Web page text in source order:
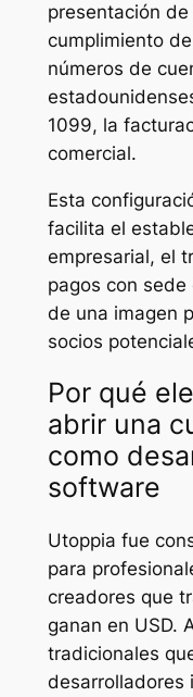
presentación
cumplimiento
números de
1099, la
comercial.
Esta
facilita el
empresarial, el
pagos con sede
de una imagen
socios
Por qué
abrir una
como
software
Utoppia fue
para
creadores que
ganan en USD.
tradicionales
desarrolladores